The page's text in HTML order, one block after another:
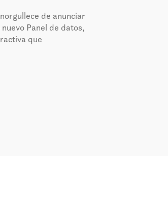
de anunciar
Panel de datos,
que